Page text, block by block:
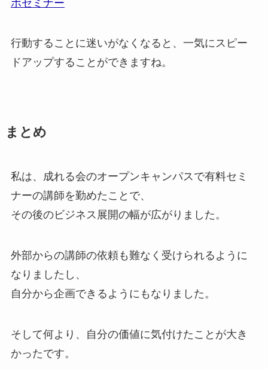
ボセミナー
行動することに迷いがなくなると、一気にスピー
ドアップすることができますね。
まとめ
私は、成れる会のオープンキャンパスで有料セミ
ナーの講師を勤めたことで、
その後のビジネス展開の幅が広がりました。
外部からの講師の依頼も難なく受けられるように
なりましたし、
自分から企画できるようにもなりました。
そして何より、自分の価値に気付けたことが大き
かったです。